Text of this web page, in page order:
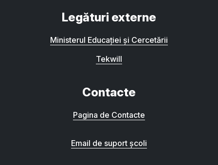
Legături externe
Ministerul Educației și Cercetării
Tekwill
Contacte
Pagina de Contacte
Email de suport școli